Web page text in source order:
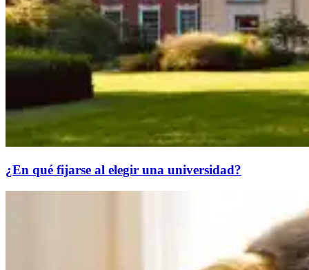
¿En qué fijarse al elegir una universidad?